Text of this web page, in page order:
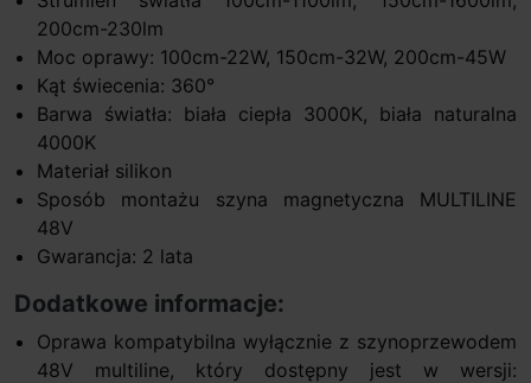
200cm-230lm
Moc oprawy: 100cm-22W, 150cm-32W, 200cm-45W
Kąt świecenia: 360°
Barwa światła: biała ciepła 3000K, biała naturalna
4000K
Materiał silikon
Sposób montażu szyna magnetyczna MULTILINE
48V
Gwarancja: 2 lata
Dodatkowe informacje:
Oprawa kompatybilna wyłącznie z szynoprzewodem
48V multiline, który dostępny jest w wersji: